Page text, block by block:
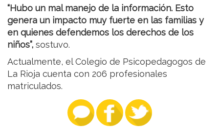
“Hubo un mal manejo de la información. Esto
genera un impacto muy fuerte en las familias y
en quienes defendemos los derechos de los
niños”, sostuvo.
Actualmente, el Colegio de Psicopedagogos de
La Rioja cuenta con 206 profesionales
matriculados.